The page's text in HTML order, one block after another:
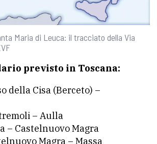
Maria di Leuca: il tracciato della Via
previsto in Toscana:
della Cisa (Berceto) –
– Aulla
– Castelnuovo Magra
Magra – Massa